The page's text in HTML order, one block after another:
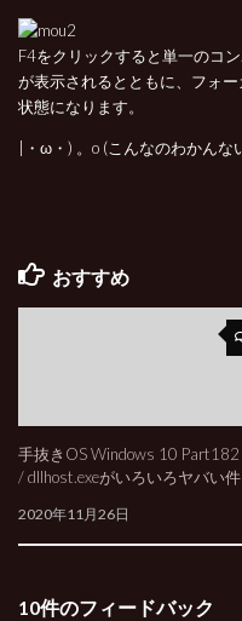
F4をクリックすると単一のコ
が表示されるとともに、フォ
状態になります。
|・ω・) 。o (こんなのわかんな
おすすめ
手抜きOS Windows 10 Part182
/ dllhost.exeがいろいろヤバい件
2020年11月26日
10件のフィードバック